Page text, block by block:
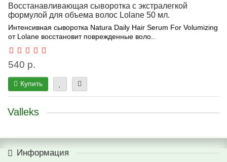
Восстанавливающая сыворотка с экстралегкой
формулой для объема волос Lolane 50 мл.
Интенсивная сыворотка Natura Daily Hair Serum For Volumizing
от Lolane восстановит поврежденные воло..
540 р.
Купить
Valleks
Информация